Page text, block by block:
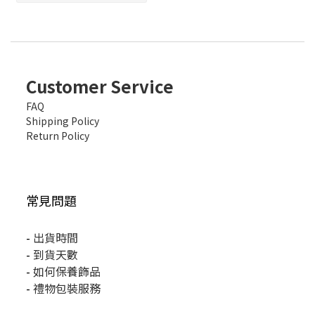
Customer Service
FAQ
Shipping Policy
Return Policy
常見問題
- 出貨時間
- 到貨天數
- 如何保養飾品
- 禮物包裝服務